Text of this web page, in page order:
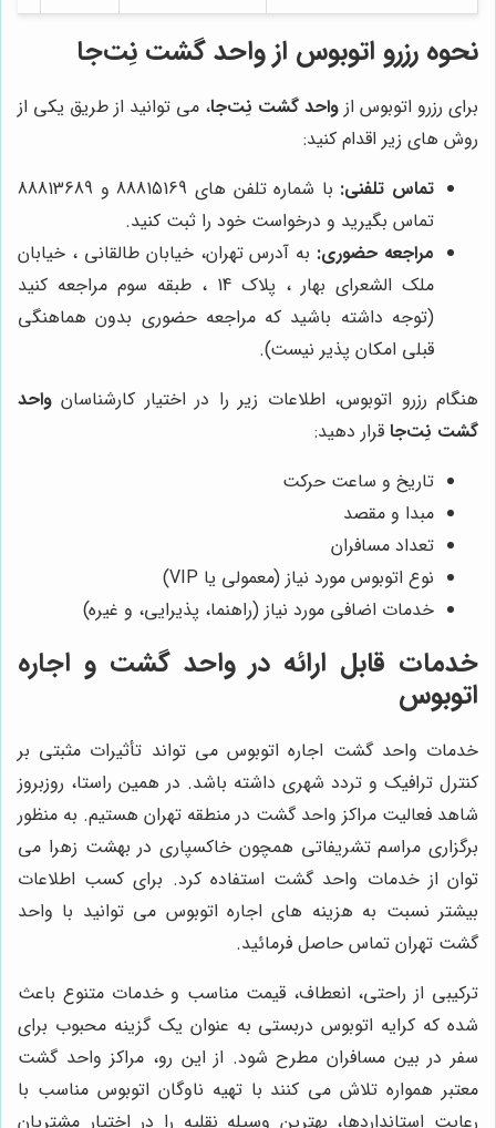
نحوه رزرو اتوبوس ازواحد گشت نِت‌جا
برای رزرو اتوبوس از واحد گشت نِت‌جا، می توانید از طریق یکی از
روش های زیر اقدام کنید:
تماس تلفنی:
با شماره تلفن های 88815169 و 88813689
تماس بگیرید و درخواست خود را ثبت کنید.
مراجعه حضوری: به آدرس تهران، خیابان طالقانی ، خیابان
ملک الشعرای بهار ، پلاک 14 ، طبقه سوم مراجعه کنید
(توجه داشته باشید که مراجعه حضوری بدون هماهنگی
قبلی امکان پذیر نیست).
هنگام رزرو اتوبوس، اطلاعات زیر را در اختیار کارشناسان واحد
گشت نِت‌جا قرار دهید:
تاریخ و ساعت حرکت
مبدا و مقصد
تعداد مسافران
نوع اتوبوس مورد نیاز (معمولی یا VIP)
خدمات اضافی مورد نیاز (راهنما، پذیرایی، و غیره)
خدمات قابل ارائه در واحد گشت و اجاره
اتوبوس
خدمات واحد گشت اجاره اتوبوس می تواند تأثیرات مثبتی بر
کنترل ترافیک و تردد شهری داشته باشد. در همین راستا، روزبروز
شاهد فعالیت مراکز واحد گشت در منطقه تهران هستیم. به منظور
برگزاری مراسم تشریفاتی همچون خاکسپاری در بهشت زهرا می
توان از خدمات واحد گشت استفاده کرد. برای کسب اطلاعات
بیشتر نسبت به هزینه های اجاره اتوبوس می توانید با واحد
گشت تهران تماس حاصل فرمائید.
ترکیبی از راحتی، انعطاف، قیمت مناسب و خدمات متنوع باعث
شده که کرایه اتوبوس دربستی به عنوان یک گزینه محبوب برای
سفر در بین مسافران مطرح شود. از این رو، مراکز واحد گشت
معتبر همواره تلاش می کنند با تهیه ناوگان اتوبوس مناسب با
رعایت استانداردها، بهترین وسیله نقلیه را در اختیار مشتریان